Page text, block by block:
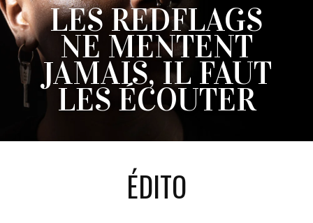
LES REDFLAGS
NE MENTENT
JAMAIS, IL FAUT
LES ÉCOUTER
ÉDITO